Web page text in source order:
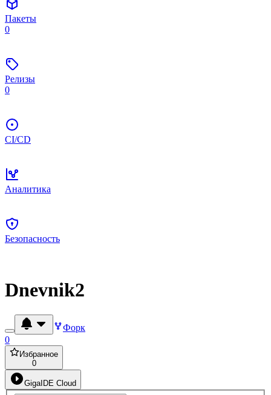
Пакеты
0
Релизы
0
CI/CD
Аналитика
Безопасность
Dnevnik2
Форк
0
Избранное
0
GigaIDE Cloud